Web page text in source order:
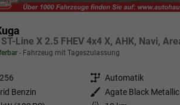
Fahrzeug mit Tageszulassung
Getriebe Automatik
Benzin Außenfarbe Agate Black Metallic